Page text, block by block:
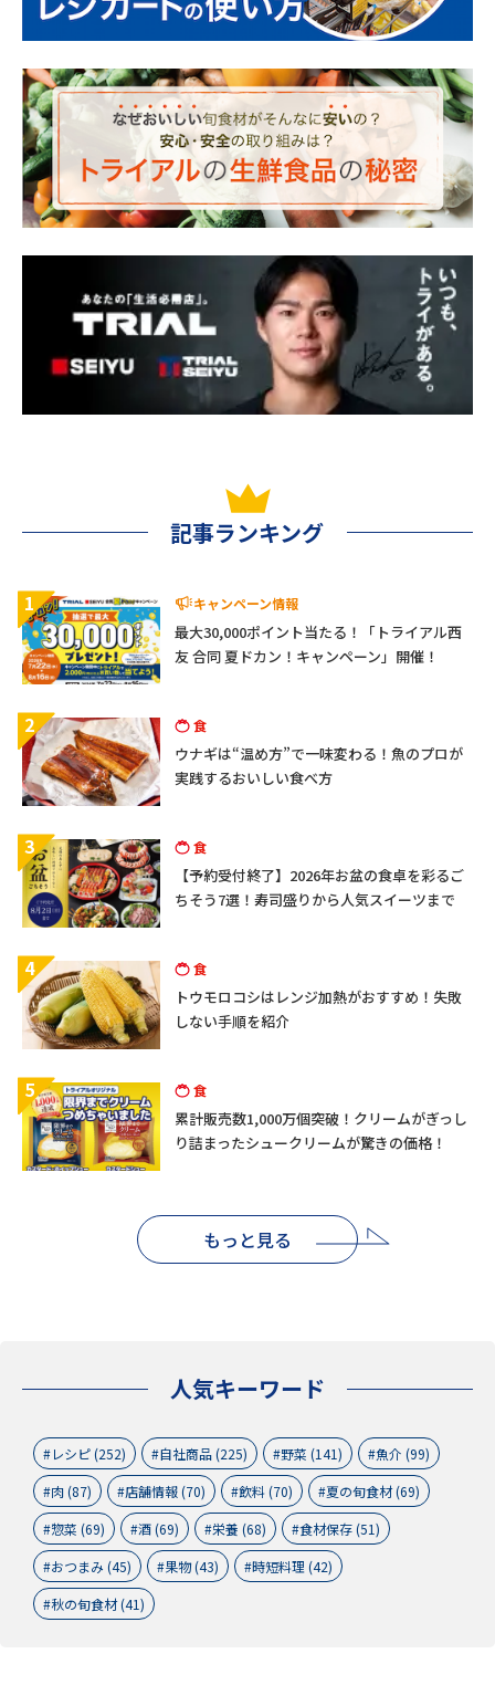
記事ランキング
1 キャンペーン情報
最大30,000ポイント当たる！「トライアル西
友 合同 夏ドカン！キャンペーン」開催！
2 食
ウナギは“温め方”で一味変わる！魚のプロが
実践するおいしい食べ方
3 食
【予約受付終了】2026年お盆の食卓を彩るご
ちそう7選！寿司盛りから人気スイーツまで
4 食
トウモロコシはレンジ加熱がおすすめ！失敗
しない手順を紹介
5 食
累計販売数1,000万個突破！クリームがぎっし
り詰まったシュークリームが驚きの価格！
もっと見る
人気キーワード
レシピ (252) 自社商品 (225) 野菜 (141)
魚介 (99)
肉 (87)
店舗情報 (70) 飲料 (70)
夏の旬食材 (69)
惣菜 (69)
酒 (69) 栄養 (68)
食材保存 (51)
おつまみ (45)
果物 (43)
時短料理 (42)
秋の旬食材 (41)